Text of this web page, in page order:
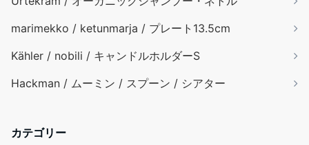
marimekko / ketunmarja / プレート13.5cm
Kähler / nobili / キャンドルホルダーS
Hackman / ムーミン / スプーン / シアター
カテゴリー